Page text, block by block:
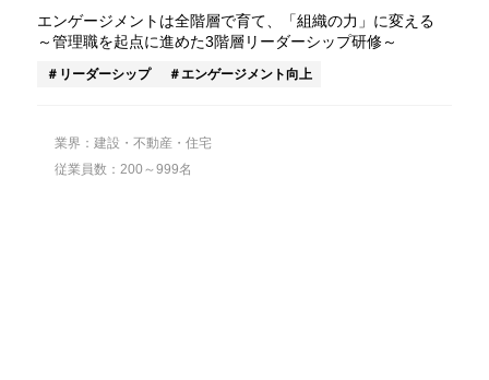
エンゲージメントは全階層で育て、「組織の力」に変える
～管理職を起点に進めた3階層リーダーシップ研修～
リーダーシップ エンゲージメント向上
業界：建設・不動産・住宅
従業員数：200～999名